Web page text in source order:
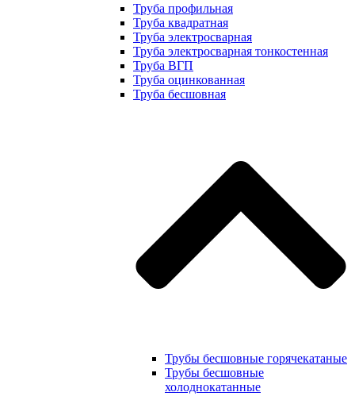
Труба профильная
Труба квадратная
Труба электросварная
Труба электросварная тонкостенная
Труба ВГП
Труба оцинкованная
Труба бесшовная
Трубы бесшовные горячекатаные
Трубы бесшовные
холоднокатанные